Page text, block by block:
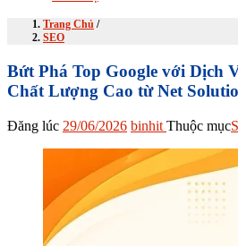
Trang Chủ /
SEO
Bứt Phá Top Google với Dịch
Chất Lượng Cao từ Net
Đăng lúc 29/06/2026 binhit Thuộc mục